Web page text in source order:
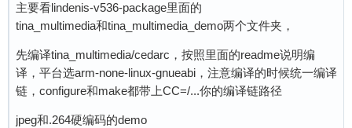
主要看lindenis-v536-package里面的
tina_multimedia和tina_multimedia_demo两个文件夹，
先编译tina_multimedia/cedarc，按照里面的readme说明编
译，平台选arm-none-linux-gnueabi，注意编译的时候统一编译
链，configure和make都带上CC=/...你的编译链路径
jpeg和.264硬编码的demo